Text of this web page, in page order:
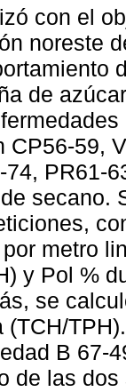
con el
noreste
de
CP56-59,
PR61-
secano.
metro
y Pol %
se
(TCH/
B 67-
de las